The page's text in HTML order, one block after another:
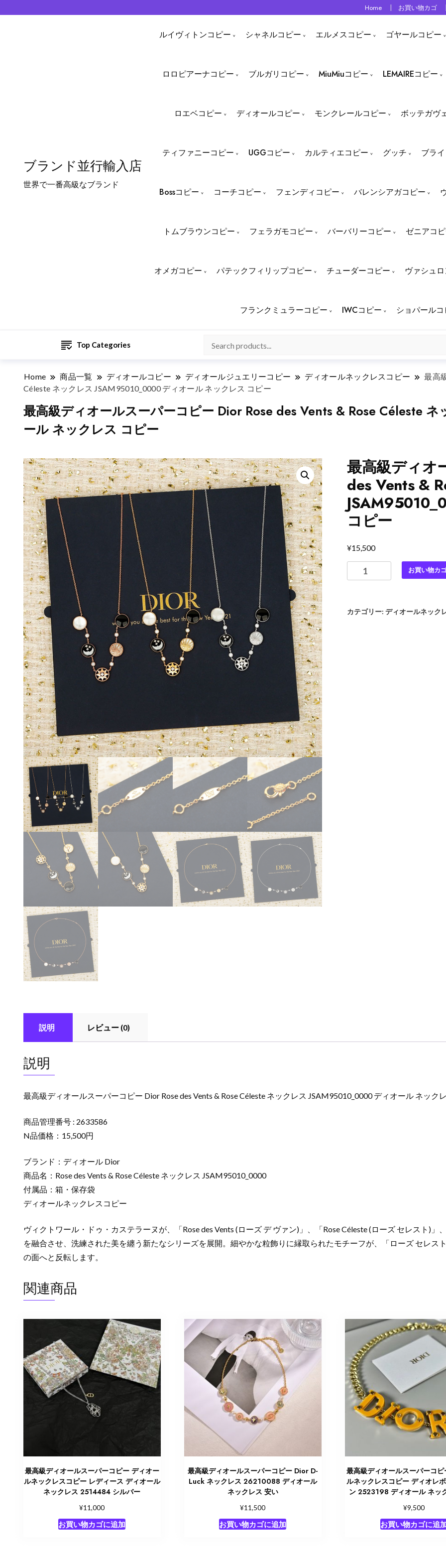
Home お買い物カゴ
ブランド並行輸入店
世界で一番高級なブランド
ルイヴィトンコピー シャネルコピー エルメスコピー ゴヤールコピー
ロロピアーナコピー ブルガリコピー MiuMiuコピー LEMAIREコピー
ロエベコピー ディオールコピー モンクレールコピー ボッテガヴ
ティファニーコピー UGGコピー カルティエコピー グッチ ブラ
Bossコピー コーチコピー フェンディコピー バレンシアガコピー
トムブラウンコピー フェラガモコピー バーバリーコピー ゼニアコ
オメガコピー パテックフィリップコピー チューダーコピー ヴァシュ
フランクミュラーコピー IWCコピー ショパール
Top Categories
Home 商品一覧 ディオールコピー ディオールジュエリーコピー ディオールネックレスコピー
最高
Céleste ネックレス JSAM95010_0000 ディオール ネックレス コピー
最高級ディオールスーパーコピー Dior Rose des Vents & Rose Céleste
ール ネックレス コピー
最高級ディオ
des Vents &
コピー
¥15,500
高
ィ
ー
お買い物カ
カテゴリー: ディオールネック
説明 レビュー (0)
説明
最高級ディオールスーパーコピー Dior Rose des Vents & Rose Céleste ネックレス JSAM95010_0000 ディオール ネック
商品管理番号 : 2633586
N品価格：15,500円
ブランド：ディオール Dior
商品名：Rose des Vents & Rose Céleste ネックレス JSAM95010_0000
付属品：箱・保存袋
ディオールネックレスコピー
ヴィクトワール・ドゥ・カステラーヌが、「Rose des Vents (ローズ デ ヴァン)」、「Rose Céleste (ローズ セレスト)
を融合させ、洗練された美を纏う新たなシリーズを展開。細やかな粒飾りに縁取られたモチーフが、「ローズ セレス
の面へと反転します。
関連商品
最高級ディオールスーパーコピー ディオー
ルネックレスコピー レディース ディオール
ネックレス 2514484 シルバー
¥11,000
お買い物カゴに追加
最高級ディオールスーパーコピー Dior D-
Luck ネックレス 26210088 ディオール
ネックレス 安い
¥11,500
お買い物カゴに追加
最高級ディオールスーパーコ
ルネックレスコピー ディオレ
ン 2523198 ディオール ネッ
¥9,500
お買い物カゴに追